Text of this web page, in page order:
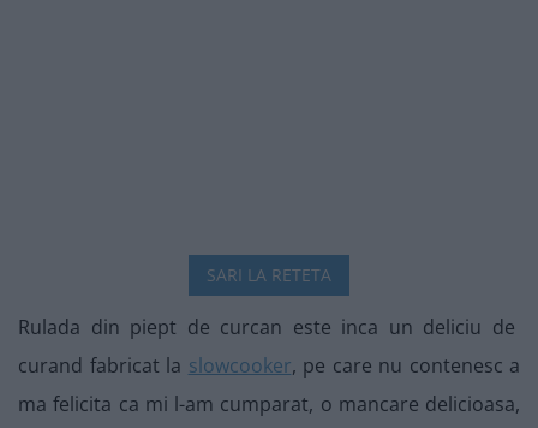
SARI LA RETETA
Rulada din piept de curcan este inca un deliciu de
curand fabricat la slowcooker, pe care nu contenesc a
ma felicita ca mi l-am cumparat, o mancare delicioasa,